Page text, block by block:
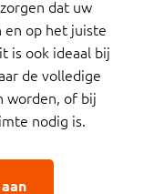
dat uw
en op het juiste
is ook ideaal bij
de volledige
worden, of bij
nodig is.